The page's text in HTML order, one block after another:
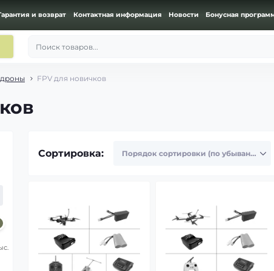
и возврат Контактная информация Новости Бонусная
Поиск товаров...
дроны FPV для новичков
Сортировка: